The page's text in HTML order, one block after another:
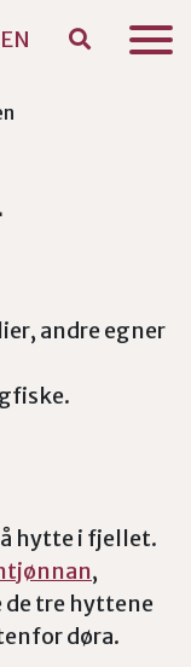
EN
andre egner
hytte i fjellet.
,
de tre hyttene
døra.